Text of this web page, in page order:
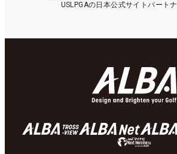
USLPGAの日本公式サイトパートナ